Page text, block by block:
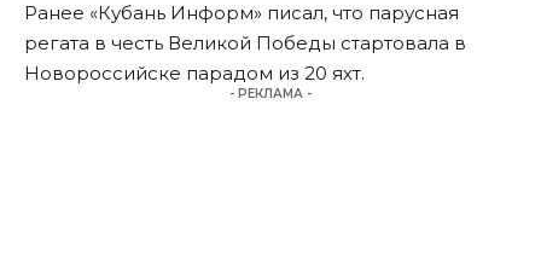
Ранее «Кубань Информ» писал, что парусная
регата в честь Великой Победы стартовала в
Новороссийске парадом из 20 яхт.
- РЕКЛАМА -